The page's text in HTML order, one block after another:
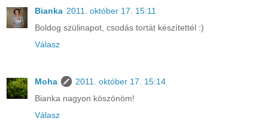
Bianka 2011. október 17. 15:11
Boldog szülinapot, csodás tortát készítettél :)
Válasz
Moha
2011. október 17. 15:14
Bianka nagyon köszönöm!
Válasz